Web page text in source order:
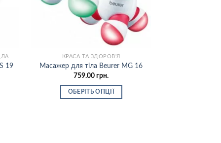
19
КРАСА ТА ЗДОРОВ'Я
Масажер для тіла Beurer MG 16
759.00грн.
ОБЕРІТЬ ОПЦІЇ